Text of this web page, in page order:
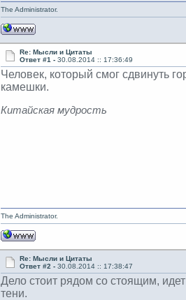
The Administrator.
Re: Мысли и Цитаты
Ответ #1 -30.08.2014 :: 17:36:49
Человек, который смог сдвинуть
камешки.
Китайская мудрость
The Administrator.
Re: Мысли и Цитаты
Ответ #2 -30.08.2014 :: 17:38:47
Дело стоит рядом со стоящим,
тени.